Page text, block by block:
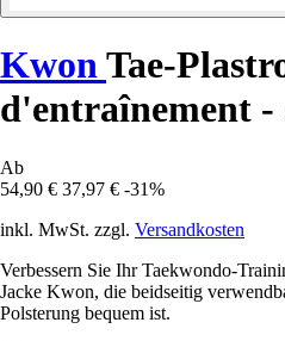
KwonTae-
d'entraînement -
Ab
54,90 € 37,97 € -31%
inkl. MwSt. zzgl. Versandkosten
Verbessern Sie Ihr Taekwondo-
Jacke Kwon, die beidseitig
Polsterung bequem ist.